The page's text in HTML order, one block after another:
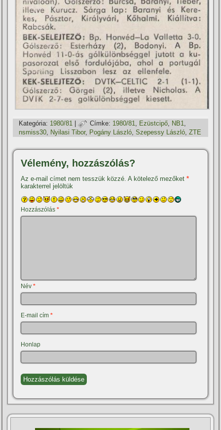
Kategória: 1980/81 | Címke: 1980/81, Ezüstcipő, NB1,
nsmiss30 Nyilasi Tibor, Pogány László ,Szepessy László ,ZTE
Vélemény, hozzászólás?
Az e-mail címet nem tesszük közzé. A kötelező mezőket*
karakterrel jelöltük
Hozzászólás*
Név*
E-mail cím*
Honlap